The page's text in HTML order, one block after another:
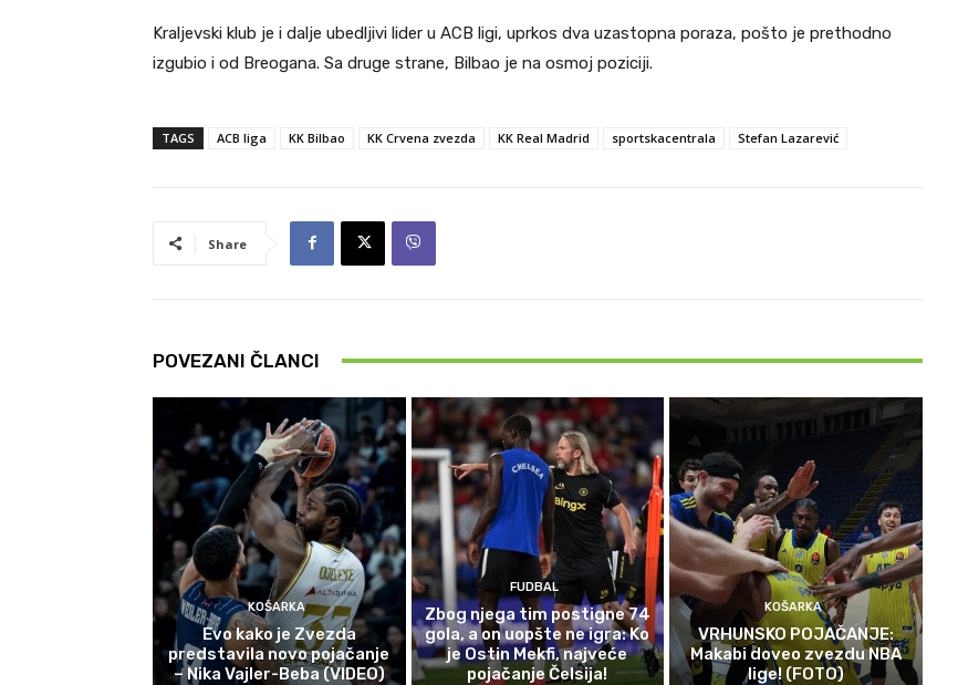
Kraljevski klub je i dalje ubedljivi lider u ACB ligi, uprkos dva uzastopna poraza, pošto je prethodno
izgubio i od Breogana. Sa druge strane, Bilbao je na osmoj poziciji.
TAGS ACB liga KK Bilbao KK Crvena zvezda KK Real Madrid sportskacentrala Stefan Lazarević
Share
POVEZANI ČLANCI
KOŠARKA
Evo kako je Zvezda
predstavila novo pojačanje
– Nika Vajler-Beba (VIDEO)
FUDBAL
Zbog njega tim postigne 74
gola, a on uopšte ne igra: Ko
je Ostin Mekfi, najveće
pojačanje Čelsija!
KOŠARKA
VRHUNSKO POJAČANJE:
Makabi doveo zvezdu NBA
lige! (FOTO)